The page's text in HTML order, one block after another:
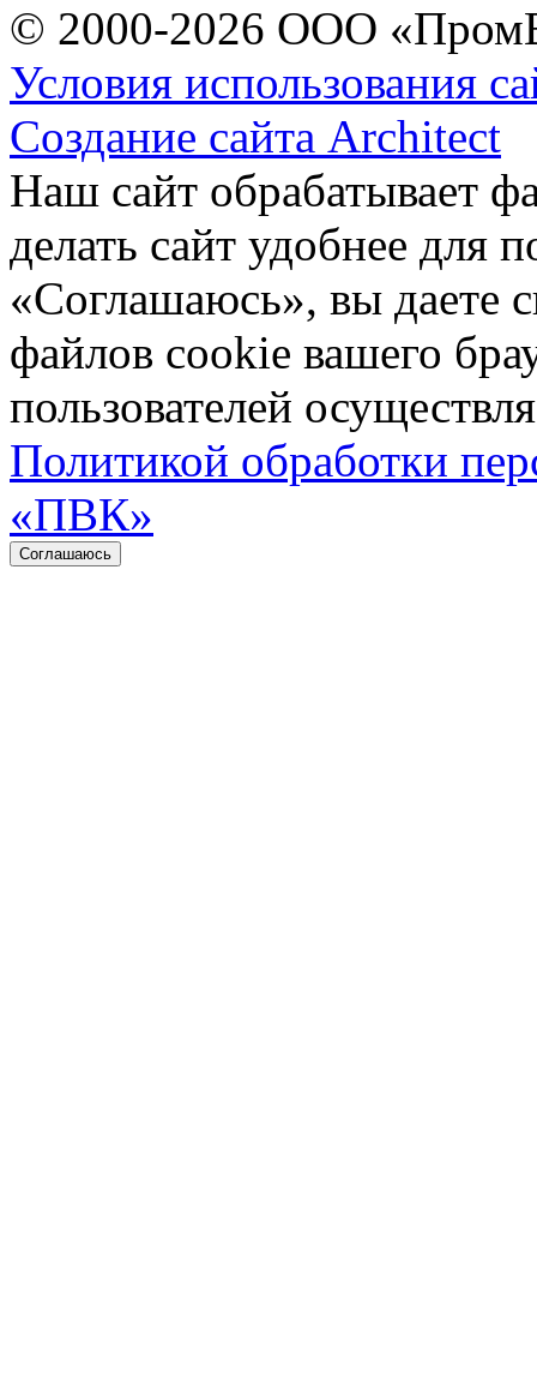
© 2000-2026 ООО
Условия использования
Создание сайта Architect
Наш сайт обрабатывает
делать сайт удобнее для
«Соглашаюсь», вы даете
файлов cookie вашего
пользователей
Политикой обработки
«ПВК»
Соглашаюсь